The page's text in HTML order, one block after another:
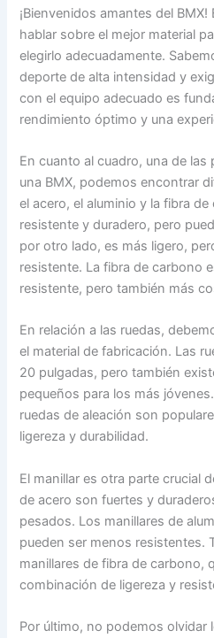
¡Bienvenidos amantes del
hablar sobre el mejor material
elegirlo adecuadamente.
deporte de alta intensidad y
con el equipo adecuado es
rendimiento óptimo y una
En cuanto al cuadro, una de
una BMX, podemos encontrar
el acero, el aluminio y la fibra
resistente y duradero, pero
por otro lado, es más ligero,
resistente. La fibra de carbono
resistente, pero también más
En relación a las ruedas,
el material de fabricación. Las
20 pulgadas, pero también
pequeños para los más
ruedas de aleación son
ligereza y durabilidad.
El manillar es otra parte crucial
de acero son fuertes y
pesados. Los manillares de
pueden ser menos resistentes.
manillares de fibra de carbono,
combinación de ligereza y
Por último, no podemos